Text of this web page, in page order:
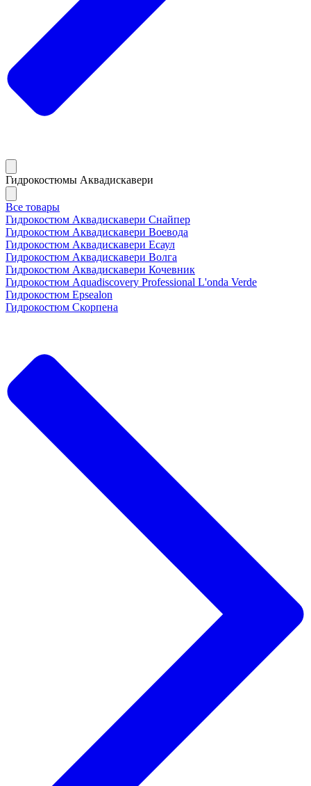
Гидрокостюмы Аквадискавери
Все товары
Гидрокостюм Аквадискавери Снайпер
Гидрокостюм Аквадискавери Воевода
Гидрокостюм Аквадискавери Есаул
Гидрокостюм Аквадискавери Волга
Гидрокостюм Аквадискавери Кочевник
Гидрокостюм Aquadiscovery Professional L'onda Verde
Гидрокостюм Epsealon
Гидрокостюм Скорпена